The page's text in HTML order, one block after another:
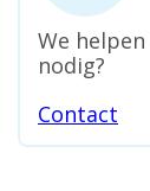
We
nodig?
Contact